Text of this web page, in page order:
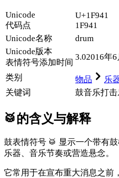
Unicode
代码点
U+1F941
1F941
Unicode名称
drum
Unicode版本
表情符号添加时间
3.02016年6
类别 物品
乐
关键词
鼓音乐打
🥁的含义与解释
鼓表情符号 🥁 显示一个带有
乐器、音乐节奏或营造悬念。
它常用于在宣布重大消息之前